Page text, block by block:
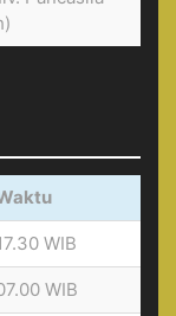
WIB
WIB